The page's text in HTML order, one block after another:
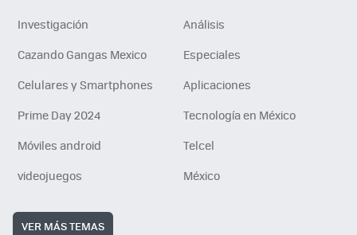
Investigación
Análisis
Cazando Gangas Mexico
Especiales
Celulares y Smartphones
Aplicaciones
Prime Day 2024
Tecnología en México
Móviles android
Telcel
videojuegos
México
VER MÁS TEMAS